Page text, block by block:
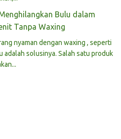
Bulu dalam
Tanpa Waxing
nyaman dengan waxing , seperti
adalah solusinya. Salah satu produk